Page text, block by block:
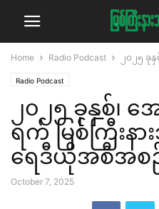
Home Radio Podcast ၂၀၂၅ ခုနှ
Radio Podcast
၂၀၂၅ ခုနှစ်၊
ရက် မြစ်ကြီးန
ရေဒီယိုအစီအ
October 7, 2025